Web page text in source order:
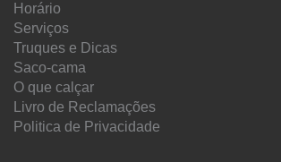
Horário
Serviços
Truques e Dicas
Saco-cama
O que calçar
Livro de Reclamações
Politica de Privacidade